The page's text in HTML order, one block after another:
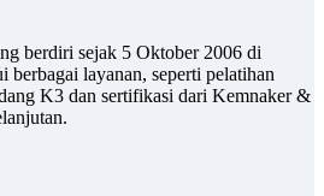
berdiri sejak 5 Oktober 2006 di
layanan, seperti pelatihan
K3 dan sertifikasi dari Kemnaker &